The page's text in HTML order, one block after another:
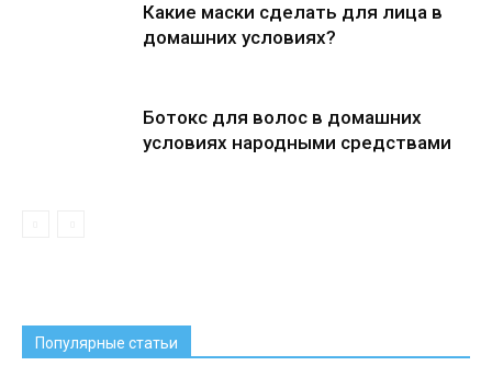
Какие маски сделать для лица в
домашних условиях?
Ботокс для волос в домашних
условиях народными средствами
Популярные статьи